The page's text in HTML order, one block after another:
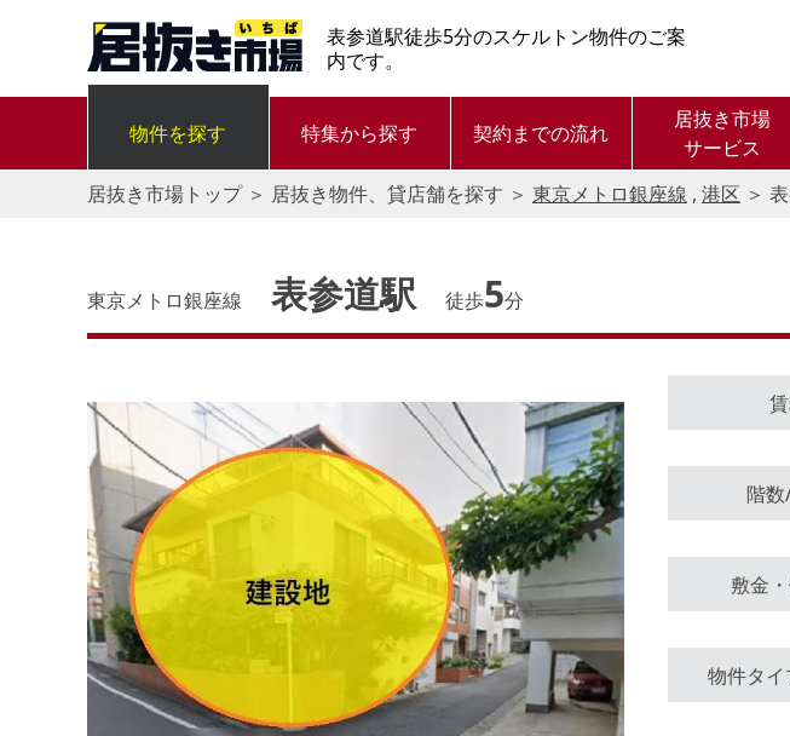
表参道駅徒歩5分のスケルトン物件のご案
内です。
物件を探す 特集から探す 契約までの流れ
居抜き市場
サービス
居抜き市場トップ＞ 居抜き物件、貸店舗を探す ＞ 東京メトロ銀座線 , 港区 ＞
東京メトロ銀座線 表参道駅 徒歩5分
物件情報
階
敷金
物件タ